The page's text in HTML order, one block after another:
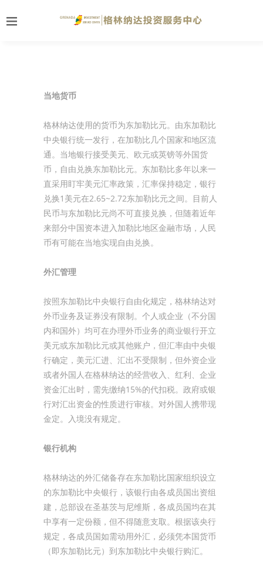
当地货币
格林纳达使用的货币为东加勒比元。由东加勒比
中央银行统一发行，在加勒比几个国家和地区流
通。当地银行接受美元、欧元或英镑等外国货
币，自由兑换东加勒比元。东加勒比多年以来一
直采用盯牢美元汇率政策，汇率保持稳定，银行
兑换1美元在2.65~2.72东加勒比元之间。目前人
民币与东加勒比元尚不可直接兑换，但随着近年
来部分中国资本进入加勒比地区金融市场，人民
币有可能在当地实现自由兑换。
外汇管理
按照东加勒比中央银行自由化规定，格林纳达对
外币业务及证券没有限制。个人或企业（不分国
内和国外）均可在办理外币业务的商业银行开立
美元或东加勒比元或其他账户，但汇率由中央银
行确定，美元汇进、汇出不受限制，但外资企业
或者外国人在格林纳达的经营收入、红利、企业
资金汇出时，需先缴纳15%的代扣税。政府或银
行对汇出资金的性质进行审核。对外国人携带现
金定。入境没有规定。
银行机构
格林纳达的外汇储备存在东加勒比国家组织设立
的东加勒比中央银行，该银行由各成员国出资组
建，总部设在圣基茨与尼维斯，各成员国均在其
中享有一定份额，但不得随意支取。根据该央行
规定，各成员国如需动用外汇，必须凭本国货币
（即东加勒比元）到东加勒比中央银行购汇。